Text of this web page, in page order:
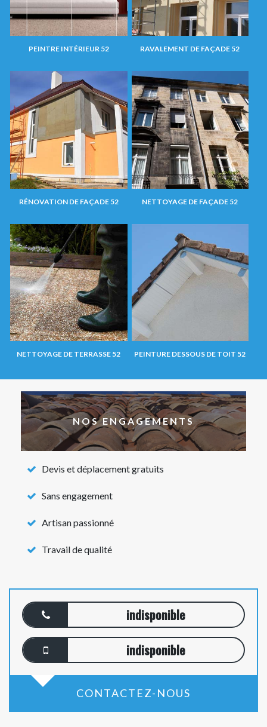
PEINTRE INTÉRIEUR 52 RAVALEMENT DE FAÇADE 52
RÉNOVATION DE FAÇADE 52 NETTOYAGE DE FAÇADE 52
NETTOYAGE DE TERRASSE 52 PEINTURE DESSOUS DE TOIT 52
NOS ENGAGEMENTS
Devis et déplacement gratuits
Sans engagement
Artisan passionné
Travail de qualité
indisponible
indisponible
CONTACTEZ-NOUS